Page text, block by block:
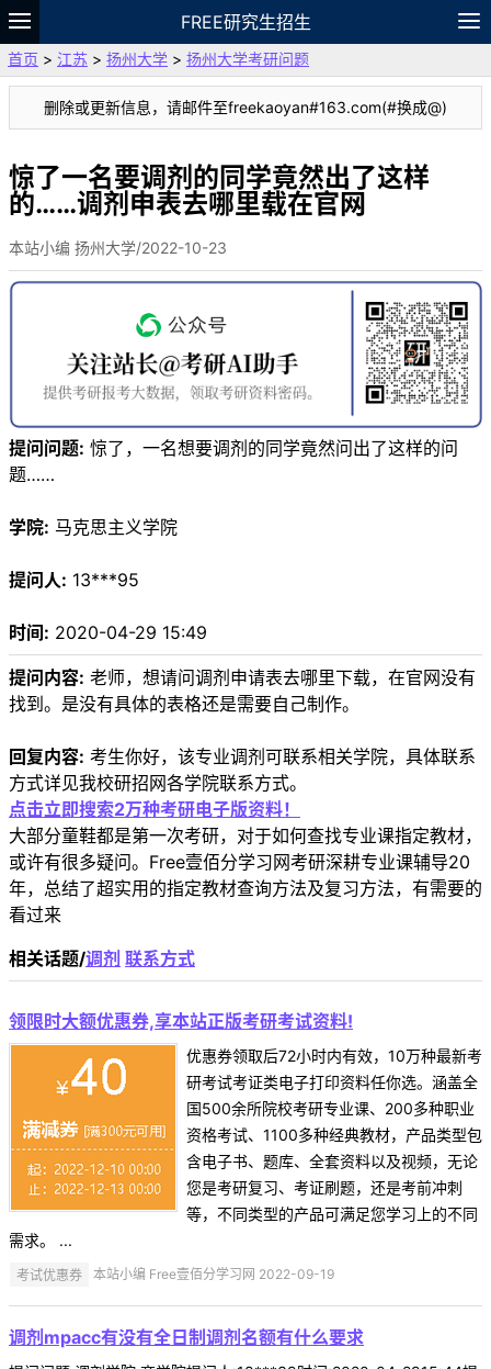
FREE研究生招生
题库
故事 专题 APP 笔记
VIP
资料
首页 > 江苏 > 扬州大学 > 扬州大学考研问题
删除或更新信息，请邮件至freekaoyan#163.com(#换成@)
惊了一名要调剂的同学竟然出了这样
的……调剂申表去哪里载在官网
本站小编 扬州大学/2022-10-23
提问问题: 惊了，一名想要调剂的同学竟然问出了这样的问
题……
学院: 马克思主义学院
提问人: 13***95
时间: 2020-04-29 15:49
提问内容: 老师，想请问调剂申请表去哪里下载，在官网没有
找到。是没有具体的表格还是需要自己制作。
回复内容: 考生你好，该专业调剂可联系相关学院，具体联系
方式详见我校研招网各学院联系方式。
点击立即搜索2万种考研电子版资料！
大部分童鞋都是第一次考研，对于如何查找专业课指定教材，
或许有很多疑问。Free壹佰分学习网考研深耕专业课辅导20
年，总结了超实用的指定教材查询方法及复习方法，有需要的
看过来
相关话题/调剂 联系方式
领限时大额优惠券,享本站正版考研考试资料!
优惠券领取后72小时内有效，10万种最新考
研考试考证类电子打印资料任你选。涵盖全
国500余所院校考研专业课、200多种职业
资格考试、1100多种经典教材，产品类型包
含电子书、题库、全套资料以及视频，无论
您是考研复习、考证刷题，还是考前冲刺
等，不同类型的产品可满足您学习上的不同
需求。 ...
考试优惠券 本站小编 Free壹佰分学习网 2022-09-19
调剂mpacc有没有全日制调剂名额有什么要求